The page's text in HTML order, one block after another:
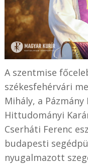
A szentmise
székesfehérvári
Mihály, a
Hittudományi
Cserháti Ferenc
budapesti
nyugalmazott